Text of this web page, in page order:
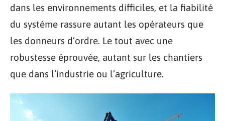
dans les environnements difficiles, et la fiabilité
du système rassure autant les opérateurs que
les donneurs d’ordre. Le tout avec une
robustesse éprouvée, autant sur les chantiers
que dans l’industrie ou l’agriculture.